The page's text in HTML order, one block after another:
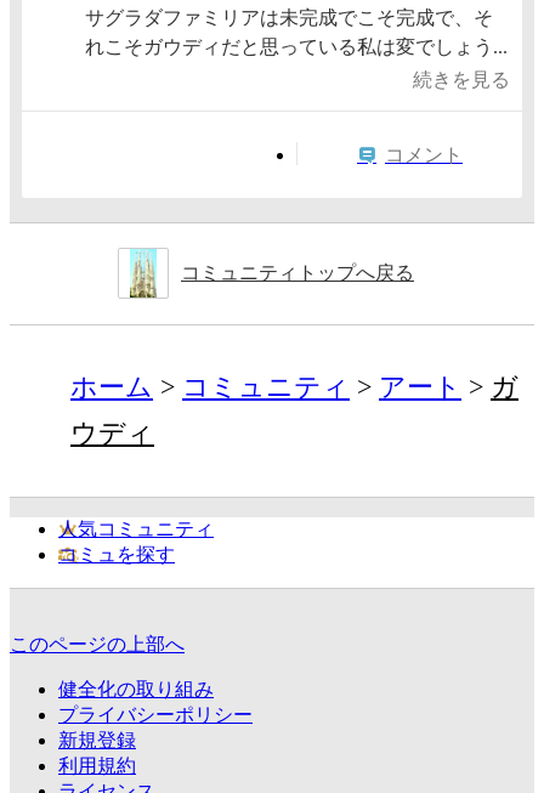
サグラダファミリアは未完成でこそ完成で、そ
れこそガウディだと思っている私は変でしょう...
続きを見る
コメント
コミュニティトップへ戻る
ホーム コミュニティ アート
ガ
ウディ
人気コミュニティ
コミュを探す
このページの上部へ
健全化の取り組み
プライバシーポリシー
新規登録
利用規約